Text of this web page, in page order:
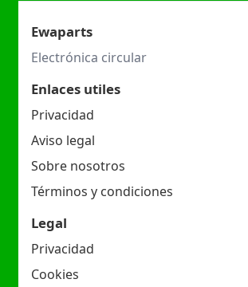
Ewaparts
Electrónica circular
Enlaces utiles
Privacidad
Aviso legal
Sobre nosotros
Términos y condiciones
Legal
Privacidad
Cookies